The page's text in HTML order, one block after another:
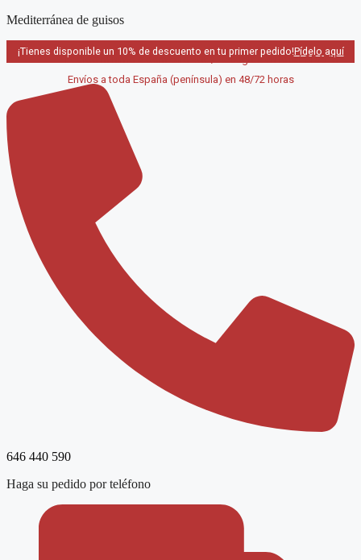
Saltar
contenido
Mediterránea de guisos
¡Tienes disponible un 10% de descuento en tu primer pedido!Pídelo aquí
Envíos a toda España (península) en 48/72 horas
Pedido mínimo a domicilio 40€ / Recogida en local GRATIS
646 440 590
Haga su pedido por teléfono